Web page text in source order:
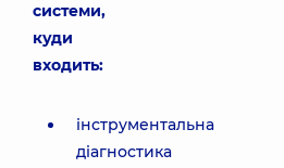
системи,
куди
входить:
інструментальна
діагностика